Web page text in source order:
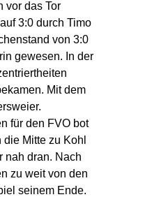
vor das Tor
3:0 durch Timo
von 3:0
gewesen. In der
Mit dem
für den FVO bot
Mitte zu Kohl
nah dran. Nach
zu weit von den
seinem Ende.